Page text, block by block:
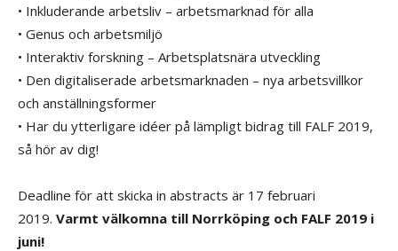
• Inkluderande arbetsliv – arbetsmarknad för alla
• Genus och arbetsmiljö
• Interaktiv forskning – Arbetsplatsnära utveckling
• Den digitaliserade arbetsmarknaden – nya arbetsvillkor
och anställningsformer
• Har du ytterligare idéer på lämpligt bidrag till FALF 2019,
så hör av dig!
Deadline för att skicka in abstracts är 17 februari
2019. Varmt välkomna till Norrköping och FALF 2019 i
juni!